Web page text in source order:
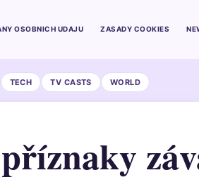
OSOBNICH UDAJU ZASADY COOKIES
TECH TV CASTS WORLD